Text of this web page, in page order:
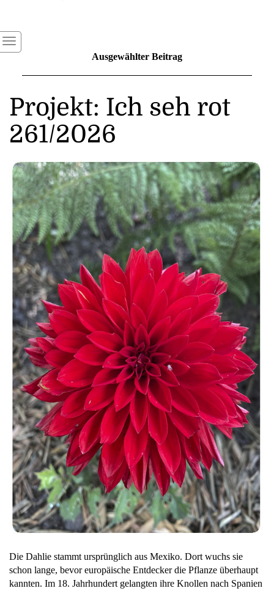
Ausgewählter Beitrag
Projekt: Ich seh rot
261/2026
Die Dahlie stammt ursprünglich aus Mexiko. Dort wuchs sie
schon lange, bevor europäische Entdecker die Pflanze überhaupt
kannten. Im 18. Jahrhundert gelangten ihre Knollen nach Spanien